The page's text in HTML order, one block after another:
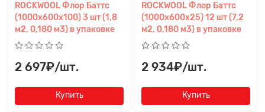
ROCKWOOL Флор Баттс
(1000х600х100) 3 шт (1,8
м2, 0,180 м3) в упаковке
2 697₽/шт.
Купить
ROCKWOOL Флор Баттс
(1000х600х25) 12 шт (7,2
м2, 0,180 м3) в упаковке
2 934₽/шт.
Купить